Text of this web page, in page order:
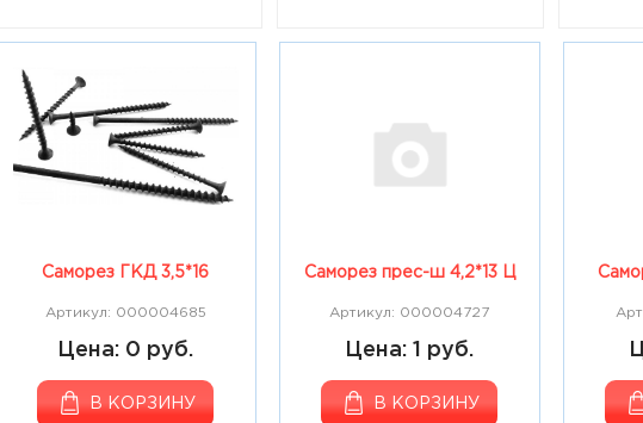
Саморез ГКД 3,5*16
Артикул: 000004685
Цена: 0 руб.
В КОРЗИНУ
Саморез прес-ш 4,2*13 Ц
Артикул: 000004727
Цена: 1 руб.
В КОРЗИНУ